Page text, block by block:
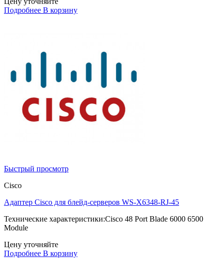
Подробнее В корзину
Быстрый просмотр
Cisco
Адаптер Cisco для блейд-серверов WS-X6348-RJ-45
Технические характеристики:Cisco 48 Port Blade 6000 6500
Module
Цену уточняйте
Подробнее В корзину